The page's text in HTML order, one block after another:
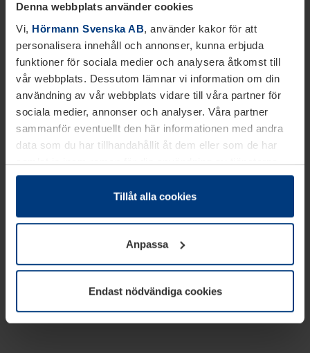
Denna webbplats använder cookies
Vi, Hörmann Svenska AB, använder kakor för att
personalisera innehåll och annonser, kunna erbjuda
funktioner för sociala medier och analysera åtkomst till
vår webbplats. Dessutom lämnar vi information om din
användning av vår webbplats vidare till våra partner för
sociala medier, annonser och analyser. Våra partner
sammanför eventuellt den här informationen med andra
data som du har tillhandahållit åt dem eller som de har
samlat in inom ramen för din användning av tjänsterna.
Juridiskt kan vi lagra kakor på din enhet, om de är
absolut nödvändiga för driften av den här webbplatsen.
godkännande kan du när som helst ändra eller återkalla i
informationen om kakor underDataskyddsförklaring
vår webbplats.
Tillåt alla cookies
Anpassa
Endast nödvändiga cookies